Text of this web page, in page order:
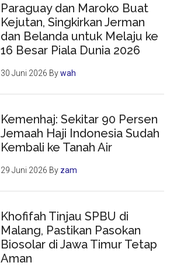
Paraguay dan Maroko Buat
Kejutan, Singkirkan Jerman
dan Belanda untuk Melaju ke
16 Besar Piala Dunia 2026
30 Juni 2026 Bywah
Kemenhaj: Sekitar 90 Persen
Jemaah Haji Indonesia Sudah
Kembali ke Tanah Air
29 Juni 2026 By zam
Khofifah Tinjau SPBU di
Malang, Pastikan Pasokan
Biosolar di Jawa Timur Tetap
Aman